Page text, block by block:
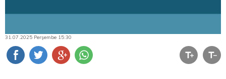
31.07.2025 Perşembe 15:30